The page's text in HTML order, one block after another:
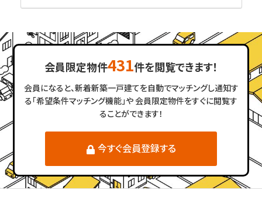
会員限定物件431件を閲覧できます！
会員になると、新着新築一戸建てを自動でマッチングし通知す
る「希望条件マッチング機能」や会員限定物件をすぐに閲覧す
ることができます！
今すぐ会員登録する